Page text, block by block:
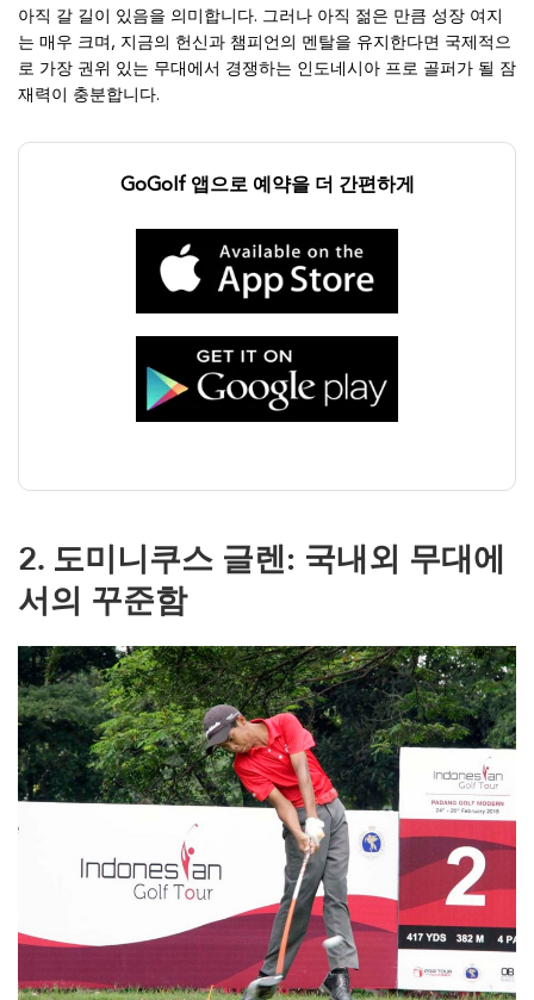
아직 갈 길이 있음을 의미합니다. 그러나 아직 젊은 만큼 성장 여지
는 매우 크며, 지금의 헌신과 챔피언의 멘탈을 유지한다면 국제적으
로 가장 권위 있는 무대에서 경쟁하는 인도네시아 프로 골퍼가 될 잠
재력이 충분합니다.
GoGolf 앱으로 예약을 더 간편하게
2. 도미니쿠스 글렌: 국내외 무대에
서의 꾸준함